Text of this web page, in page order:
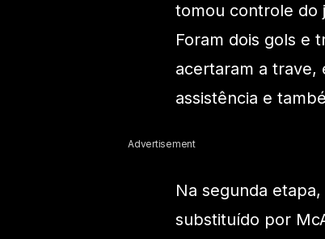
tomou controle do
Foram dois gols e
acertaram a trave,
assistência e
Advertisement
Na segunda
substituído por